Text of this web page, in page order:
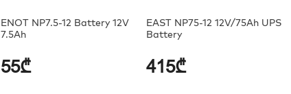
ENOT NP7.5-12 Battery 12V
7.5Ah
55₾
EAST NP75-12 12V/75Ah UPS
Battery
415₾